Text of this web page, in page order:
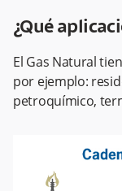
¿Qué
El Gas Natural
por ejemplo:
petroquímico,